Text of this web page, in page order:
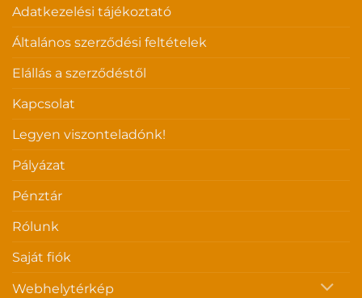
Adatkezelési tájékoztató
Általános szerződési feltételek
Elállás a szerződéstől
Kapcsolat
Legyen viszonteladónk!
Pályázat
Pénztár
Rólunk
Saját fiók
Webhelytérkép